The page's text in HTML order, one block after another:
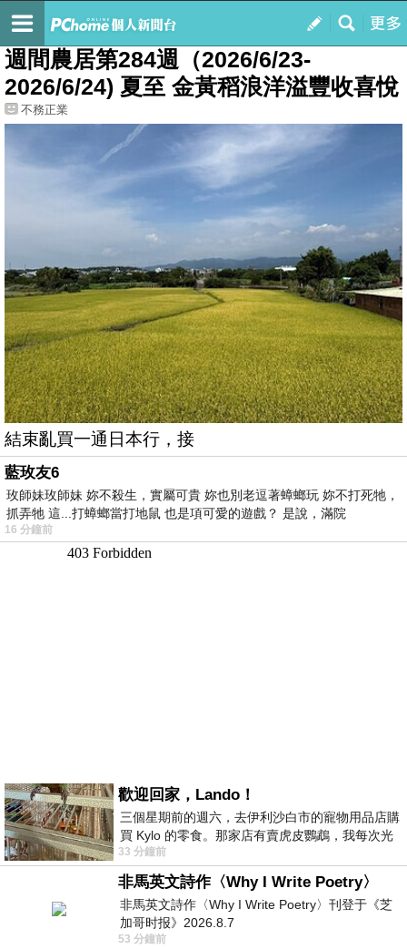
我的
最新文章
週間農居第284週（2026/6/23-
2026/6/24) 夏至 金黃稻浪洋溢豐收喜悅
不務正業
結束亂買一通日本行，接
藍玫友6
玫師妹玫師妹 妳不殺生，實屬可貴 妳也別老逗著蟑螂玩 妳不打死牠，
抓弄牠 這...打蟑螂當打地鼠 也是項可愛的遊戲？ 是說，滿院
16 分鐘前
歡迎回家，Lando！
三個星期前的週六，去伊利沙白市的寵物用品店購
買 Kylo 的零食。那家店有賣虎皮鸚鵡，我每次光
顧都會去看一下。他們偶爾會引進 C
33 分鐘前
非馬英文詩作〈Why I Write Poetry〉
非馬英文詩作〈Why I Write Poetry〉刊登于《芝
加哥时报》2026.8.7
53 分鐘前